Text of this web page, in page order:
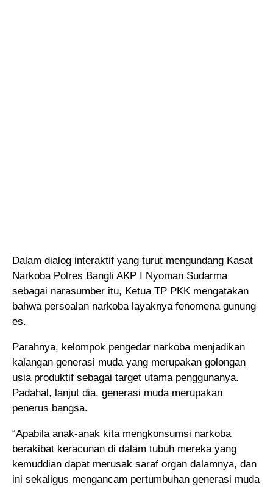
Dalam dialog interaktif yang turut mengundang Kasat
Narkoba Polres Bangli AKP I Nyoman Sudarma
sebagai narasumber itu, Ketua TP PKK mengatakan
bahwa persoalan narkoba layaknya fenomena gunung
es.
Parahnya, kelompok pengedar narkoba menjadikan
kalangan generasi muda yang merupakan golongan
usia produktif sebagai target utama penggunanya.
Padahal, lanjut dia, generasi muda merupakan
penerus bangsa.
“Apabila anak-anak kita mengkonsumsi narkoba
berakibat keracunan di dalam tubuh mereka yang
kemuddian dapat merusak saraf organ dalamnya, dan
ini sekaligus mengancam pertumbuhan generasi muda